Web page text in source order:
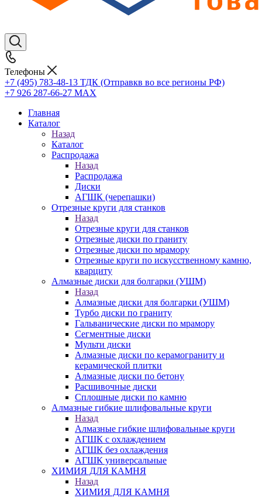
Телефоны
+7 (495) 783-48-13 ТДК (Отправкв во все регионы РФ)
+7 926 287-66-27 МАХ
Главная
Каталог
Назад
Каталог
Распродажа
Назад
Распродажа
Диски
АГШК (черепашки)
Отрезные круги для станков
Назад
Отрезные круги для станков
Отрезные диски по граниту
Отрезные диски по мрамору
Отрезные круги по искусственному камню,
кварциту
Алмазные диски для болгарки (УШМ)
Назад
Алмазные диски для болгарки (УШМ)
Турбо диски по граниту
Гальванические диски по мрамору
Сегментные диски
Мульти диски
Алмазные диски по керамограниту и
керамической плитки
Алмазные диски по бетону
Расшивочные диски
Сплошные диски по камню
Алмазные гибкие шлифовальные круги
Назад
Алмазные гибкие шлифовальные круги
АГШК с охлаждением
АГШК без охлаждения
АГШК универсальные
ХИМИЯ ДЛЯ КАМНЯ
Назад
ХИМИЯ ДЛЯ КАМНЯ